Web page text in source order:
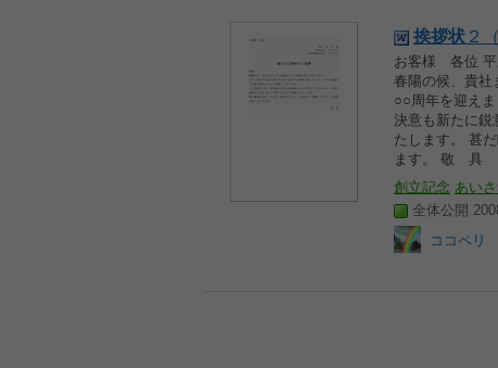
挨拶状 ２（
お客様 各位
春陽の候、貴社
○○周年を迎え
決意も新たに鋭
たします。 甚
ます。 敬 具
創立記念 あい
全体公開
ココペリ